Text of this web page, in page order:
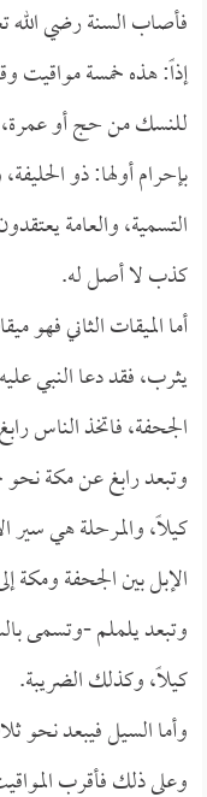
فأصاب السنة رضي الله
إذاً: هذه خمسة مواقيت
للنسك من حج أو عمرة،
بإحرام أولها: ذو
التسمية، والعامة
كذب لا أصل له.
أما الميقات الثاني فهو
يثرب، فقد دعا النبي
الجحفة، فاتخذ الناس
وتبعد رابغ عن مكة
كيلاً، والمرحلة هي سير
الإبل بين الجحفة ومكة
وتبعد يلملم -وتسمى
كيلاً، وكذلك الضريبة.
وأما السيل فيبعد نحو
وعلى ذلك فأقرب